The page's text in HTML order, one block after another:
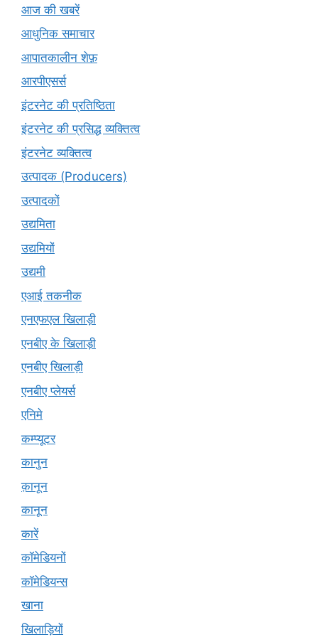
आज की खबरें
आधुनिक समाचार
आपातकालीन शेफ़
आरपीएसर्स
इंटरनेट की प्रतिष्ठिता
इंटरनेट की प्रसिद्ध व्यक्तित्व
इंटरनेट व्यक्तित्व
उत्पादक (Producers)
उत्पादकों
उद्यमिता
उद्यमियों
उद्यमी
एआई तकनीक
एनएफएल खिलाड़ी
एनबीए के खिलाड़ी
एनबीए खिलाड़ी
एनबीए प्लेयर्स
एनिमे
कम्प्यूटर
कानुन
क़ानून
कानून
कारें
कॉमेडियनों
कॉमेडियन्स
खाना
खिलाड़ियों